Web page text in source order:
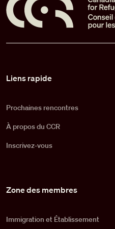
Liens rapide
Prochaines rencontres
À propos du CCR
Inscrivez-vous
Zone des membres
Immigration et Établissement